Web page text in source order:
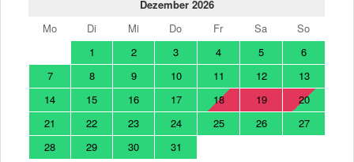
Dezember 2026
Mo
Di Mi Do Fr Sa
So
1
2 3 4 5
6
7
8 9 10 11 12
13
14
15 16 17 18 19
20
21
22 23 24 25 26
27
28
29 30 31